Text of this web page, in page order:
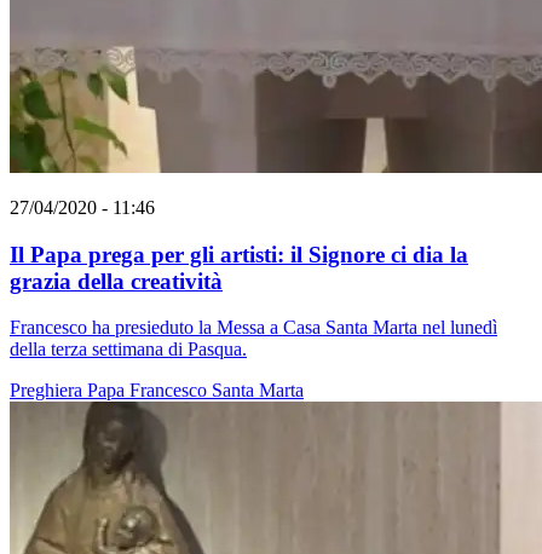
27/04/2020 - 11:46
Il Papa prega per gli artisti: il Signore ci dia la
grazia della creatività
Francesco ha presieduto la Messa a Casa Santa Marta nel lunedì
della terza settimana di Pasqua.
Preghiera Papa Francesco Santa Marta